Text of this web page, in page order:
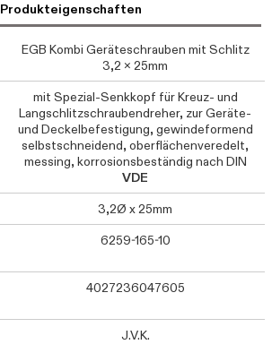
Produkteigenschaften
EGB Kombi Geräteschrauben mit Schlitz
3,2 x 25mm
mit Spezial-Senkkopf für Kreuz- und
Langschlitzschraubendreher, zur Geräte-
und Deckelbefestigung, gewindeformend
selbstschneidend, oberflächenveredelt,
messing, korrosionsbeständig nach DIN
VDE
3,2Ø x 25mm
6259-165-10
4027236047605
J.V.K.